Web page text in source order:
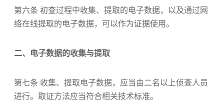
第六条 初查过程中收集、提取的电子数据，以及通过网
络在线提取的电子数据，可以作为证据使用。
二、电子数据的收集与提取
第七条 收集、提取电子数据，应当由二名以上侦查人员
进行。取证方法应当符合相关技术标准。